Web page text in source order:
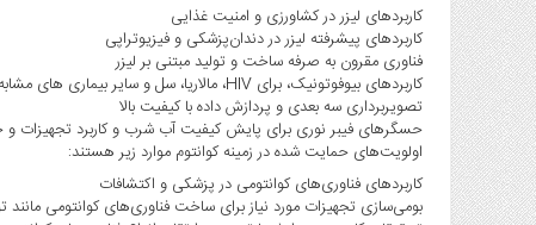
سیاسی
و
بین
الملل
نگاه
روز
گوناگون
کاربردهای لیزر در کشاورزی و امنیت غذایی
کاربردهای پیشرفته لیزر در دندان‌پزشکی و فیزیوتراپی
فناوری مقرون به صرفه ساخت و تولید مبتنی بر لیزر
کاربردهای بیوفوتونیک، برای HIV، مالاریا، سل و سایر بیماری های مشابه
تصویربرداری سه بعدی و پردازش داده با کیفیت بالا
حسگرهای فیبر نوری برای پایش کیفیت آب شرب و کاربرد
اولویت‌های حمایت شده در زمینه کوانتوم موارد زیر هستند:
کاربردهای فناوری‌های کوانتومی در پزشکی و اکتشافات
بومی‌سازی تجهیزات مورد نیاز برای ساخت فناوری‌های کوانتومی